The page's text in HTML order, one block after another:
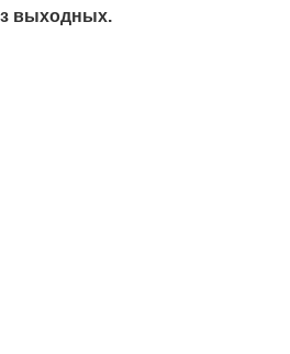
выходных.